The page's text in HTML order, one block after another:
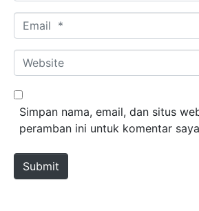
Email *
Website
Simpan nama, email, dan situs
peramban ini untuk komentar
Submit